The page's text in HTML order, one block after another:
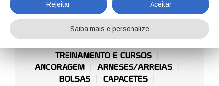
TREINAMENTO E CURSOS
ANCORAGEM
ARNESES/ARREIAS
BOLSAS
CAPACETES
Rejeitar Aceitar
Saiba mais e personalize